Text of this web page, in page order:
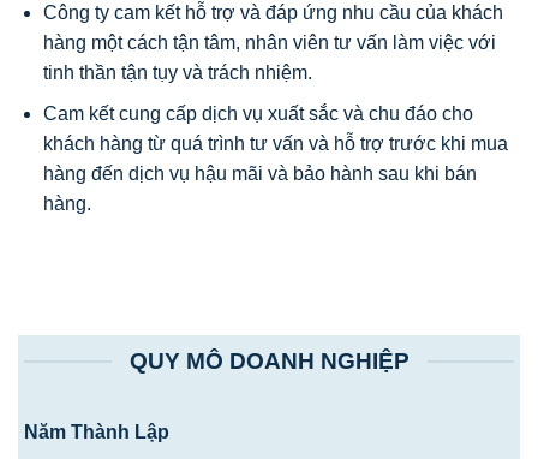
Công ty cam kết hỗ trợ và đáp ứng nhu cầu của khách
hàng một cách tận tâm, nhân viên tư vấn làm việc với
tinh thần tận tụy và trách nhiệm.
Cam kết cung cấp dịch vụ xuất sắc và chu đáo cho
khách hàng từ quá trình tư vấn và hỗ trợ trước khi mua
hàng đến dịch vụ hậu mãi và bảo hành sau khi bán
hàng.
QUY MÔ DOANH NGHIỆP
Năm Thành Lập